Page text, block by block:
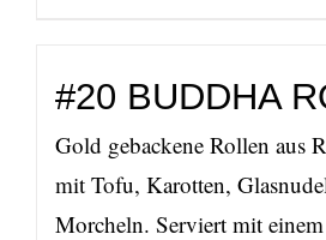
#20 BUDDHA
Gold gebackene Rollen aus
mit Tofu, Karotten,
Morcheln. Serviert mit